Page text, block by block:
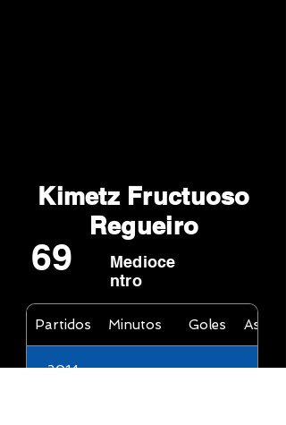
69
Kimetz Fructuoso
Regueiro
Medioce
ntro
Partidos Minutos Goles
2014